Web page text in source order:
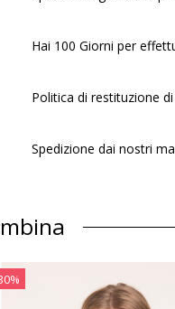
Hai 100 Giorni per
Politica di restituzione
Spedizione dai nostri